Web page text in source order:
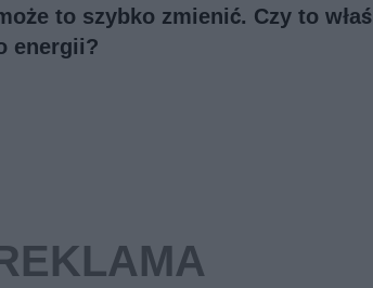
to szybko zmienić. Czy to
energii?